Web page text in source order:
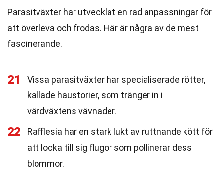
Parasitväxter har utvecklat en rad anpassningar för
att överleva och frodas. Här är några av de mest
fascinerande.
21
Vissa parasitväxter har specialiserade rötter,
kallade haustorier, som tränger in i
värdväxtens vävnader.
22
Rafflesia har en stark lukt av ruttnande kött för
att locka till sig flugor som pollinerar dess
blommor.